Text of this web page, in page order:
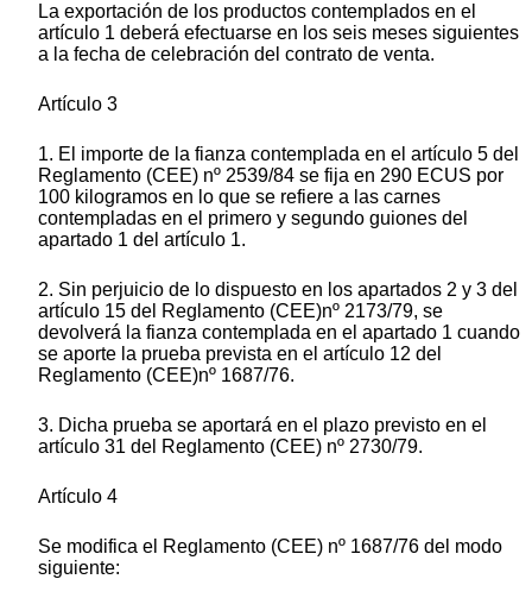
La exportación de los productos contemplados en el
artículo 1 deberá efectuarse en los seis meses siguientes
a la fecha de celebración del contrato de venta.
Artículo 3
1. El importe de la fianza contemplada en el artículo 5 del
Reglamento (CEE) nº 2539/84 se fija en 290 ECUS por
100 kilogramos en lo que se refiere a las carnes
contempladas en el primero y segundo guiones del
apartado 1 del artículo 1.
2. Sin perjuicio de lo dispuesto en los apartados 2 y 3 del
artículo 15 del Reglamento (CEE)nº 2173/79, se
devolverá la fianza contemplada en el apartado 1 cuando
se aporte la prueba prevista en el artículo 12 del
Reglamento (CEE)nº 1687/76.
3. Dicha prueba se aportará en el plazo previsto en el
artículo 31 del Reglamento (CEE) nº 2730/79.
Artículo 4
Se modifica el Reglamento (CEE) nº 1687/76 del modo
siguiente: